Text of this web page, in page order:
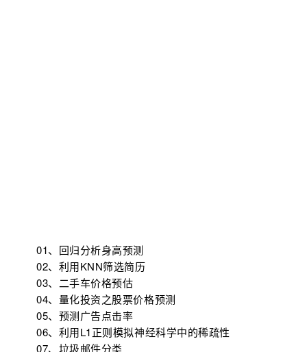
01、回归分析身高预测
02、 利用KNN筛选简历
03、
二手车价格预估
04、 量化投资之股票价格预测
05、 预测广告点击率
06、 利用L1正则模拟神经科学中的稀疏性
07、 垃圾邮件分类